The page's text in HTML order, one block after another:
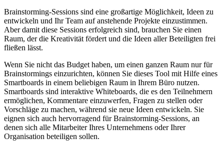
Brainstorming-Sessions sind eine großartige Möglichkeit, Ideen zu
entwickeln und Ihr Team auf anstehende Projekte einzustimmen.
Aber damit diese Sessions erfolgreich sind, brauchen Sie einen
Raum, der die Kreativität fördert und die Ideen aller Beteiligten frei
fließen lässt.
Wenn Sie nicht das Budget haben, um einen ganzen Raum nur für
Brainstormings einzurichten, können Sie dieses Tool mit Hilfe eines
Smartboards in einem beliebigen Raum in Ihrem Büro nutzen.
Smartboards sind interaktive Whiteboards, die es den Teilnehmern
ermöglichen, Kommentare einzuwerfen, Fragen zu stellen oder
Vorschläge zu machen, während sie neue Ideen entwickeln. Sie
eignen sich auch hervorragend für Brainstorming-Sessions, an
denen sich alle Mitarbeiter Ihres Unternehmens oder Ihrer
Organisation beteiligen sollen.